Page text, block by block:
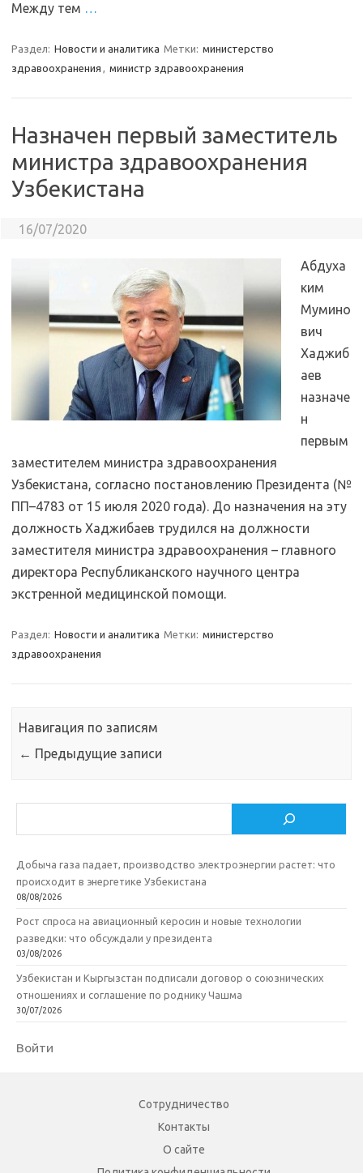
Между тем …
Раздел: Новости и аналитика Метки: министерство
здравоохранения , министр здравоохранения
Назначен первый заместитель
министра здравоохранения
Узбекистана
16/07/2020
Абдуха
ким
Мумино
вич
Хаджиб
аев
назначе
н
первым
заместителем министра здравоохранения
Узбекистана, согласно постановлению Президента (№
ПП–4783 от 15 июля 2020 года). До назначения на эту
должность Хаджибаев трудился на должности
заместителя министра здравоохранения – главного
директора Республиканского научного центра
экстренной медицинской помощи.
Раздел: Новости и аналитика Метки: министерство
здравоохранения
Навигация по записям
← Предыдущие записи
Добыча газа падает, производство электроэнергии растет: что
происходит в энергетике Узбекистана
08/08/2026
Рост спроса на авиационный керосин и новые технологии
разведки: что обсуждали у президента
03/08/2026
Узбекистан и Кыргызстан подписали договор о союзнических
отношениях и соглашение по роднику Чашма
30/07/2026
Войти
Сотрудничество
Контакты
О сайте